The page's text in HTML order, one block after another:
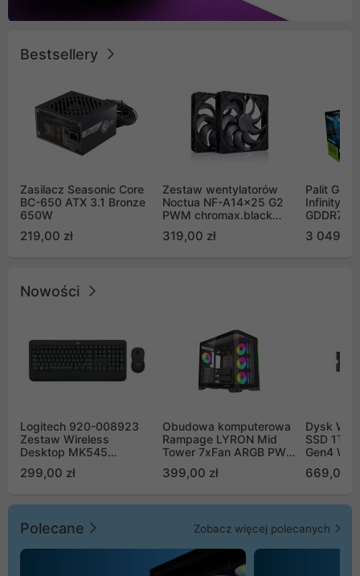
Bestsellery
Zasilacz Seasonic Core
BC-650 ATX 3.1 Bronze
650W
219,00 zł
Zestaw wentylatorów
Noctua NF-A14x25 G2
PWM chromax.black
Push Pull (2szt)
319,00 zł
Palit
Infinity 3
GDDR7
GB2050S)
3 049,00
Nowości
Logitech 920-008923
Zestaw Wireless
Desktop MK545
299,00 zł
Obudowa komputerowa
Rampage LYRON Mid
Tower 7xFan ARGB PWM
399,00 zł
Dysk WD
SSD 1TB
Gen4
669,00
Polecane Zobacz więcej polecanych